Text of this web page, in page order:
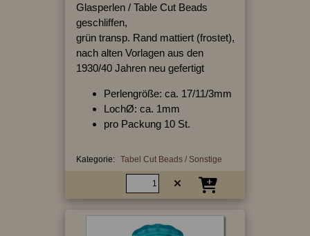
Glasperlen / Table Cut Beads
geschliffen,
grün transp. Rand mattiert (frostet),
nach alten Vorlagen aus den
1930/40 Jahren neu gefertigt
Perlengröße: ca. 17/11/3mm
LochØ: ca. 1mm
pro Packung 10 St.
Kategorie: Tabel Cut Beads / Sonstige